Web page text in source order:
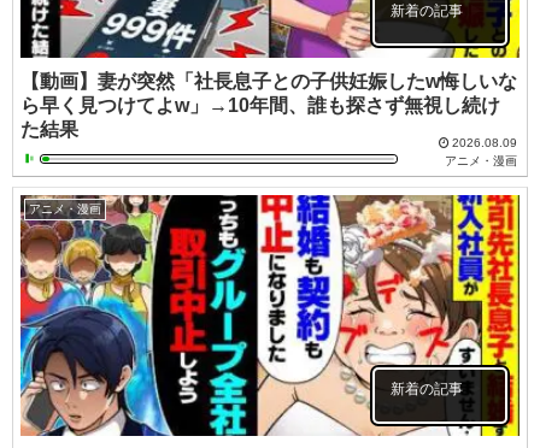
新着の記事
【動画】妻が突然「社長息子との子供妊娠したw悔しいな
ら早く見つけてよw」→10年間、誰も探さず無視し続け
た結果
2026.08.09
アニメ・漫画
アニメ・漫画
新着の記事